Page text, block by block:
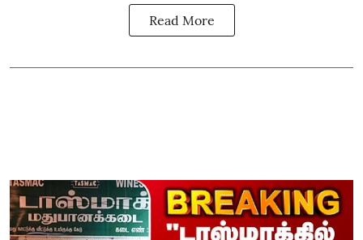
Read More